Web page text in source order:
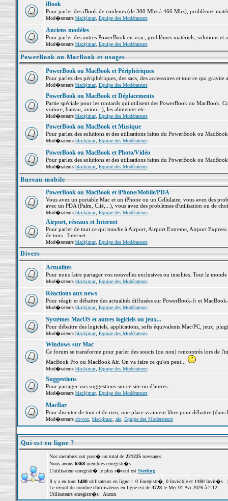
iBook
Pour parler des iBook de couleurs (de 300 Mhz à 466 Mhz), problèmes
Mod�rateurs blackjmac, Equipe des Modérateurs
Anciens modèles
Pour parler des autres PowerBook en vrac, problèmes matériels, solutions et
Mod�rateurs blackjmac, Equipe des Modérateurs
PowerBook ou MacBook et usages
PowerBook ou MacBook et Périphériques
Pour parlez des périphériques, des sacs, des accessoires et tout ce qui
Mod�rateurs blackjmac, Equipe des Modérateurs
PowerBook ou MacBook et Déplacements
Partie spéciale pour les routards qui utilisent des PowerBook ou MacBook.
voiture, bateau, avion...), les alimenter etc...
Mod�rateurs blackjmac, Equipe des Modérateurs
PowerBook ou MacBook et Musique
Pour parlez des solutions et des utilisations faites du PowerBook ou
Mod�rateurs blackjmac, Equipe des Modérateurs
PowerBook ou MacBook et Photo/Vidéo
Pour parlez des solutions et des utilisations faites du PowerBook ou
Mod�rateurs blackjmac, Equipe des Modérateurs
Bureau mobile
PowerBook ou MacBook et iPhone/Mobile/PDA
Vous avez un portable Mac et un iPhone ou un Cellulaire, vous avez des
avec un PDA (Palm, Clié,...), vous avez des problèmes d'utilisation ou de
Mod�rateurs blackjmac, Equipe des Modérateurs
Airport, réseaux et Internet
Pour parler de tout ce qui touche à Airport, Airport Extreme, Airport
de tous : Internet...
Mod�rateurs blackjmac, Equipe des Modérateurs
Divers
Actualités
Pour nous faire partager vos nouvelles exclusives ou insolites. Tout le
Mod�rateurs blackjmac, Equipe des Modérateurs
Réactions aux news
Pour réagir et débattre des actualités diffusées sur PowerBook-fr et
Mod�rateurs blackjmac, Equipe des Modérateurs
Systèmes MacOS et autres logiciels ou jeux...
Pour débattre des logiciels, applications, softs équivalents Mac/PC, jeux,
Mod�rateurs blackjmac, Equipe des Modérateurs
Windows sur Mac
Ce forum se transforme pour parler des soucis (ou non) rencontrés lors de
MacBook Pro ou MacBook Air. On va faire ce qu'on peut...
Mod�rateurs blackjmac, Equipe des Modérateurs
Suggestions
Pour partager vos suggestions sur ce site ou d'autres.
Mod�rateurs blackjmac, Equipe des Modérateurs
MacBar
Pour discuter de tout et de rien, une place vraiment libre pour débattre (dans
Mod�rateurs ch-vox, blackjmac, ale, Equipe des Modérateurs
Qui est en ligne ?
Nos membres ont post� un total de 221225messages
Nous avons 6368membres enregistr�s
L'utilisateur enregistr� le plus r�cent est Sterling
Il y a en tout 1480utilisateurs en ligne :: 0 Enregistr�, 0 Invisible et 1480 Invit�s
Le record du nombre d'utilisateurs en ligne est de 3728le Mer 01 Avr 2026 à 2:12
Utilisateurs enregistr�s : Aucun